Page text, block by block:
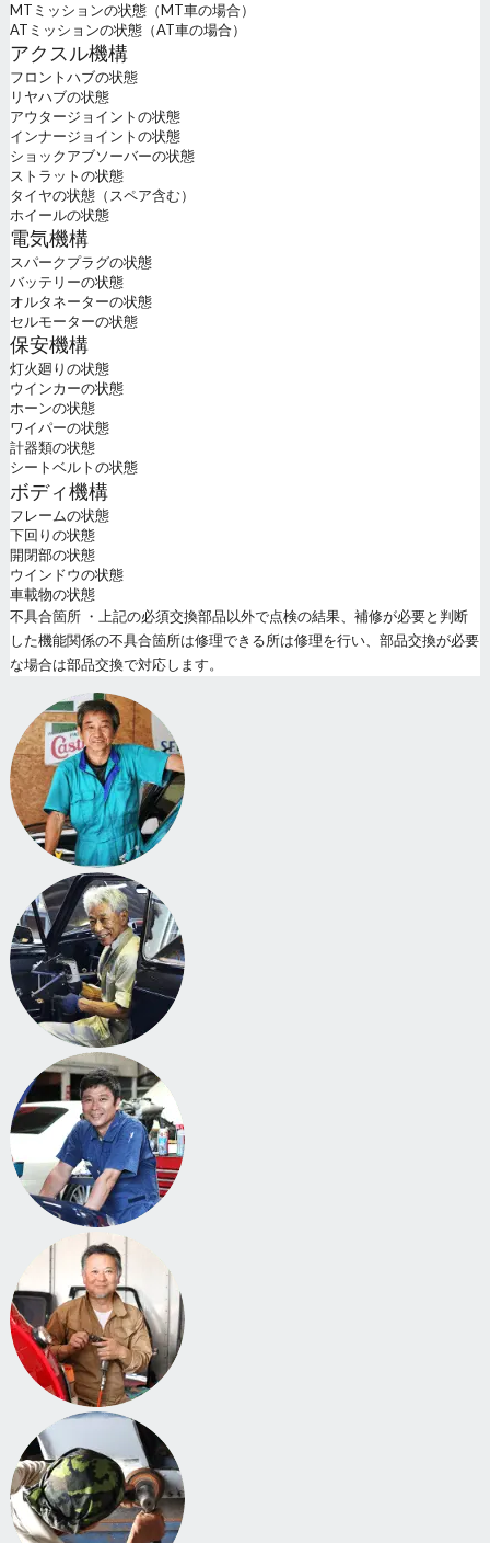
MTミッションの状態（MT車の場合）
ATミッションの状態（AT車の場合）
アクスル機構
フロントハブの状態
リヤハブの状態
アウタージョイントの状態
インナージョイントの状態
ショックアブソーバーの状態
ストラットの状態
タイヤの状態（スペア含む）
ホイールの状態
電気機構
スパークプラグの状態
バッテリーの状態
オルタネーターの状態
セルモーターの状態
保安機構
灯火廻りの状態
ウインカーの状態
ホーンの状態
ワイパーの状態
計器類の状態
シートベルトの状態
ボディ機構
フレームの状態
下回りの状態
開閉部の状態
ウインドウの状態
車載物の状態
不具合箇所 ・上記の必須交換部品以外で点検の結果、補修が必要と判断
した機能関係の不具合箇所は修理できる所は修理を行い、部品交換が必要
な場合は部品交換で対応します。